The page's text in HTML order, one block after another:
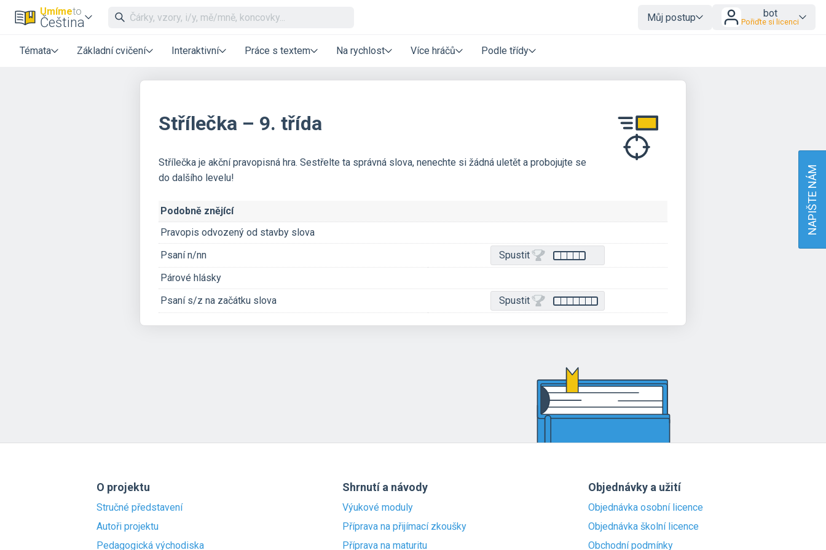
Umímeto
Čeština Můj postup bot
Pořiďte si licenci
Témata Základní cvičení Interaktivní Práce s textem Na rychlost Více hráčů Podle třídy
Střílečka – 9. třída
Střílečka je akční pravopisná hra. Sestřelte ta správná slova, nenechte si žádná uletět a probojujte se
do dalšího levelu!
Podobně znějící
Pravopis odvozený od stavby slova
Psaní n/nn
Spustit
Párové hlásky
Psaní s/z na začátku slova
Spustit
O projektu
Stručné představení
Autoři projektu
Pedagogická východiska
Shrnutí a návody
Výukové moduly
Příprava na přijímací zkoušky
Příprava na maturitu
Objednávky a užití
Objednávka osobní licence
Objednávka školní licence
Obchodní podmínky
NAPIŠTE NÁM